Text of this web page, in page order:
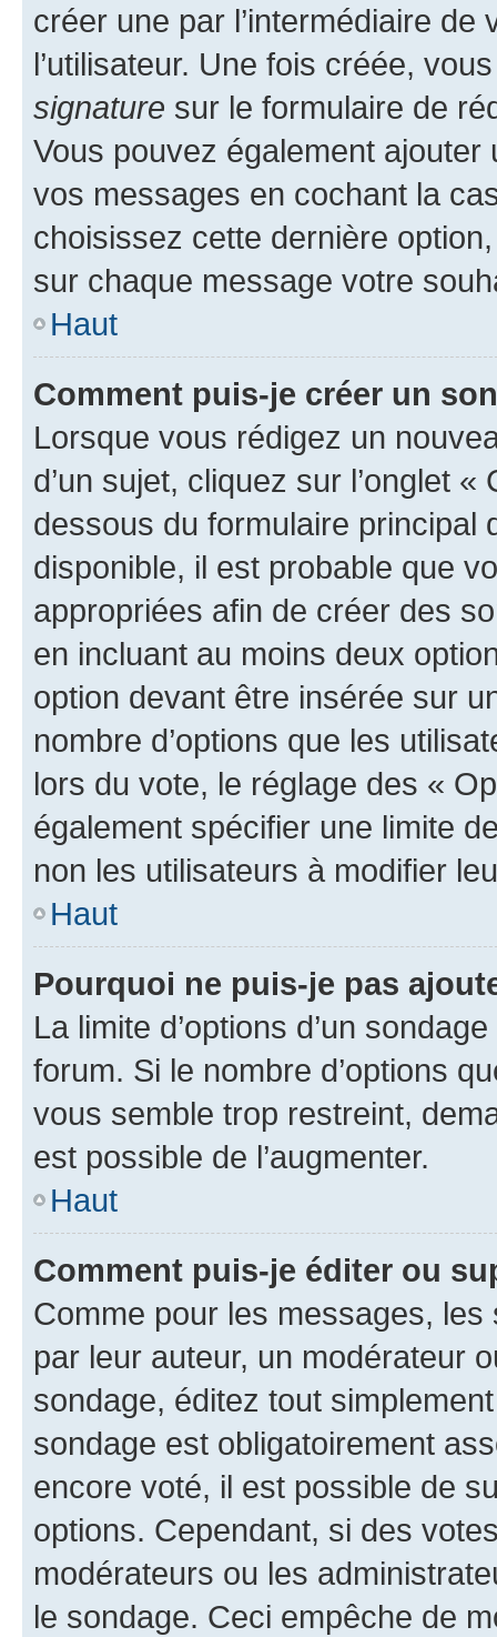
créer une par l’intermédiaire
l’utilisateur. Une fois créée,
signature sur le formulaire de
Vous pouvez également
vos messages en cochant la
choisissez cette dernière
sur chaque message votre
Haut
Comment puis-je créer un
Lorsque vous rédigez un
d’un sujet, cliquez sur l’onglet
dessous du formulaire principal
disponible, il est probable que
appropriées afin de créer des
en incluant au moins deux
option devant être insérée sur
nombre d’options que les
lors du vote, le réglage des «
également spécifier une limite
non les utilisateurs à modifier
Haut
Pourquoi ne puis-je pas
La limite d’options d’un
forum. Si le nombre d’options
vous semble trop restreint,
est possible de l’augmenter.
Haut
Comment puis-je éditer ou
Comme pour les messages,
par leur auteur, un modérateur
sondage, éditez tout
sondage est obligatoirement
encore voté, il est possible de
options. Cependant, si des
modérateurs ou les
le sondage. Ceci empêche de